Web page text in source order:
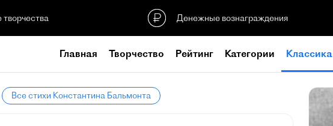
Денежные вознаграждения
Главная Творчество Рейтинг Категории Классика
Все стихи Константина Бальмонта